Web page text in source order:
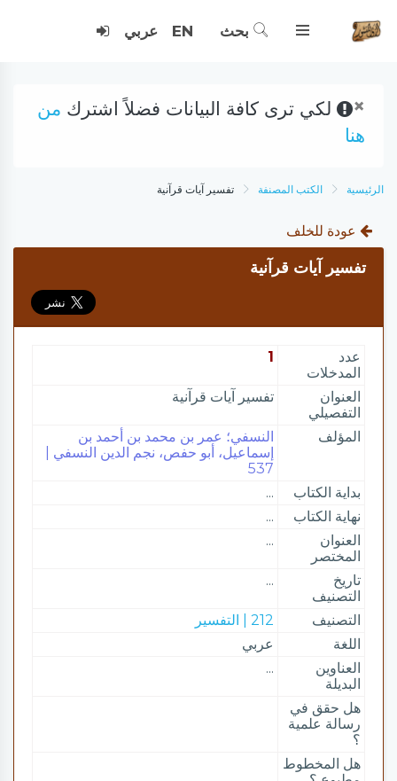
بحث EN عربي
× لكي ترى كافة البيانات فضلاً اشترك من
هنا
الرئيسية الكتب المصنفة تفسير آيات قرآنية
عودة للخلف
تفسير آيات قرآنية
عدد
المدخلات
1
العنوان
التفصيلي
تفسير آيات قرآنية
المؤلف
النسفي؛ عمر بن محمد بن أحمد بن
إسماعيل، أبو حفص، نجم الدين النسفي |
537
بداية الكتاب
...
نهاية الكتاب
...
العنوان
المختصر
...
تاريخ
التصنيف
...
التصنيف
212 | التفسير
اللغة
عربي
العناوين
البديلة
...
هل حقق في
رسالة علمية
؟
هل المخطوط